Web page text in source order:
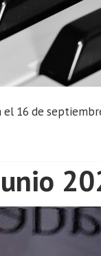
el 16 de